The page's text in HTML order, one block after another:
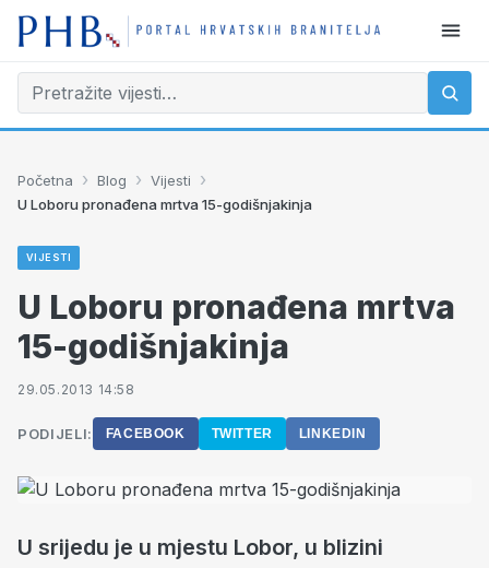
Početna › Blog › Vijesti ›
U Loboru pronađena mrtva 15-godišnjakinja
VIJESTI
U Loboru pronađena mrtva
15-godišnjakinja
29.05.2013 14:58
PODIJELI: FACEBOOK TWITTER LINKEDIN
U srijedu je u mjestu Lobor, u blizini